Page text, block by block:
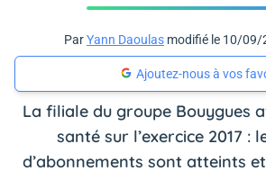
ParYann Daoulas modifié le 10/09/
Ajoutez-nous à vos
La filiale du groupe Bouygues
santé sur l’exercice 2017 :
d’abonnements sont atteints